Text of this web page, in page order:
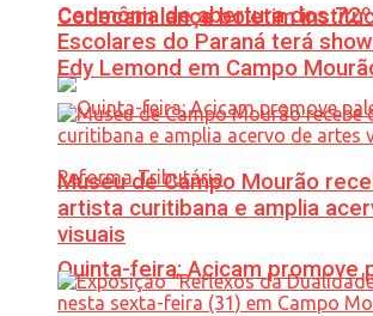
Codecam lança boletim
Quinta-feira: Acicam promove
Cerimônia de abertura dos
Escolares do Paraná terá
Edy Lemond em Campo
Museu de Campo Mourão
artista curitibana e amplia
visuais